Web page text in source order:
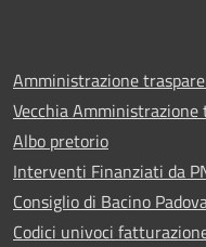
Amministrazione
Vecchia
Albo pretorio
Interventi Finanziati da
Consiglio di Bacino
Codici univoci